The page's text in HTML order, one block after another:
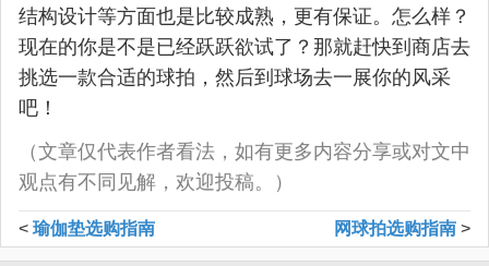
结构设计等方面也是比较成熟，更有保证。怎么样？
现在的你是不是已经跃跃欲试了？那就赶快到商店去
挑选一款合适的球拍，然后到球场去一展你的风采
吧！
（文章仅代表作者看法，如有更多内容分享或对文中
观点有不同见解，欢迎投稿。）
< 瑜伽垫选购指南 网球拍选购指南 >